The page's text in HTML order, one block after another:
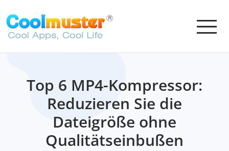
Top 6 MP4-Kompressor:
Reduzieren Sie die
Dateigröße ohne
Qualitätseinbußen